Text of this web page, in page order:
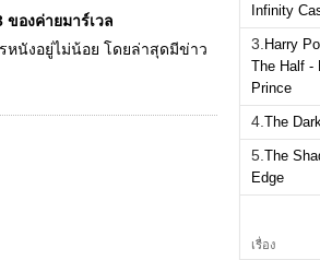
ของค่ายมาร์เวล
หนังอยู่ไม่น้อย โดยล่าสุดมีข่าว
Infinity
3. Harry
The Half -
Prince
4. The
5. The
Edge
เรื่อง